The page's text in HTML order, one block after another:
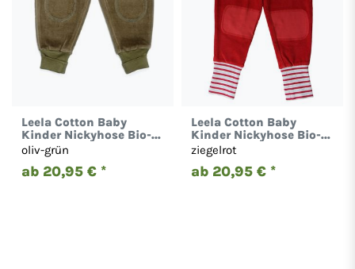
Leela Cotton Baby
Kinder Nickyhose Bio-
Baumwolle Hose 2157
oliv-grün
ab 20,95 € *
Leela Cotton Baby
Kinder Nickyhose Bio-
Baumwolle Hose 2157
ziegelrot
ab 20,95 € *